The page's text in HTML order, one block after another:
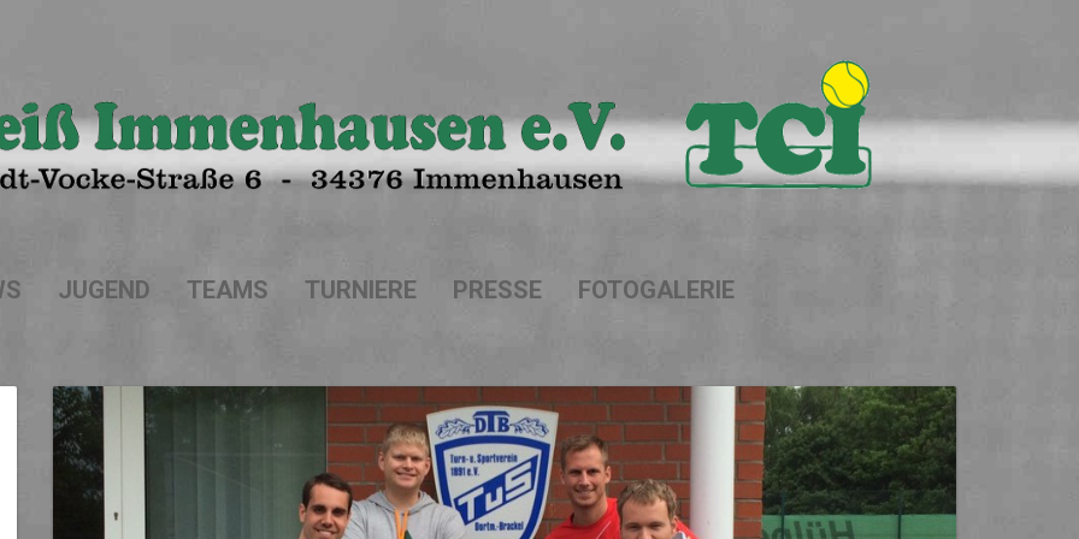
JUGEND TEAMS TURNIERE PRESSE FOTOGALERIE